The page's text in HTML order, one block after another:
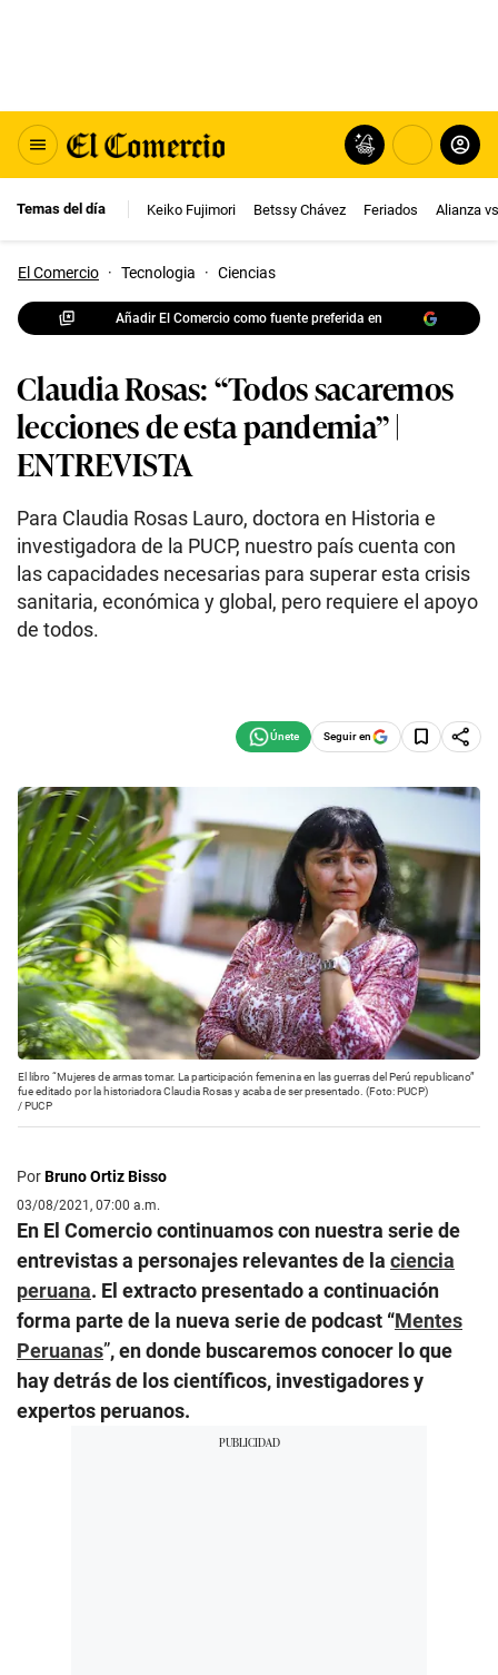
Temas del día Keiko Fujimori Betssy Chávez Feriados Alianza
El Comercio · Tecnologia · Ciencias
Añadir El Comercio como fuente preferida en
Claudia Rosas: “Todos sacaremos
lecciones de esta pandemia” |
ENTREVISTA
Para Claudia Rosas Lauro, doctora en Historia e
investigadora de la PUCP, nuestro país cuenta con
las capacidades necesarias para superar esta crisis
sanitaria, económica y global, pero requiere el apoyo
de todos.
Seguir en
El libro “Mujeres de armas tomar. La participación femenina en las guerras del Perú republicano”
fue editado por la historiadora Claudia Rosas y acaba de ser presentado. (Foto: PUCP)
/PUCP
PorBruno Ortiz Bisso
03/08/2021, 07:00 a.m.
En El Comercio continuamos con nuestra serie de
entrevistas a personajes relevantes de la ciencia
peruana. El extracto presentado a continuación
forma parte de la nueva serie de podcast “Mentes
Peruanas”, en donde buscaremos conocer lo que
hay detrás de los científicos, investigadores y
expertos peruanos.